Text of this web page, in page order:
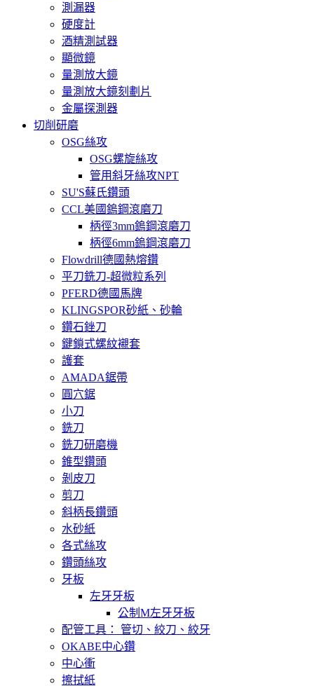
測漏器
硬度計
酒精測試器
顯微鏡
量測放大鏡
量測放大鏡刻劃片
金屬探測器
切削研磨
OSG絲攻
OSG螺旋絲攻
管用斜牙絲攻NPT
SU'S蘇氏鑽頭
CCL美國鎢鋼滾磨刀
柄徑3mm鎢鋼滾磨刀
柄徑6mm鎢鋼滾磨刀
Flowdrill德國熱熔鑽
平刀銑刀-超微粒系列
PFERD德國馬牌
KLINGSPOR砂紙、砂輪
鑽石銼刀
鍵鎖式螺紋襯套
護套
AMADA鋸帶
圓穴鋸
小刀
銑刀
銑刀研磨機
錐型鑽頭
剝皮刀
剪刀
斜柄長鑽頭
水砂紙
各式絲攻
鑽頭絲攻
牙板
左牙牙板
公制M左牙牙板
配管工具： 管切、絞刀、絞牙
OKABE中心鑽
中心衝
擦拭紙